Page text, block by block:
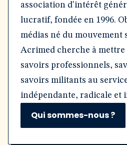
association d'intérêt
lucratif, fondée en 1996.
médias né du mouvement
Acrimed cherche à
savoirs professionnels,
savoirs militants au
indépendante, radicale et
Qui sommes-nous ?